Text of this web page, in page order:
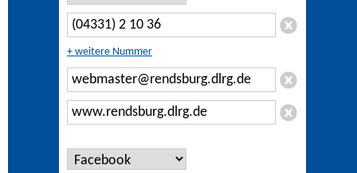
+ weitere Nummer